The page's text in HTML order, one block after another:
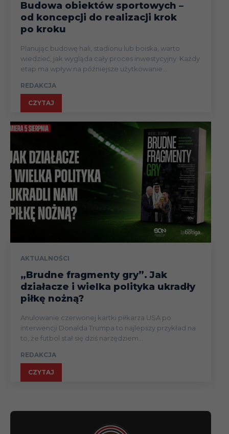
Budowa obiektów sportowych –
od koncepcji do realizacji krok
po kroku
Planując budowę hali, stadionu lub boiska, warto
wiedzieć, jak wygląda cały proces inwestycyjny. Każdy
etap ma wpływ na późniejsze użytkowanie...
REDAKCJA
CZYTAJ
AKTUALNOŚCI
„Brudne fragmenty gry”. Jak
działacze i wielka polityka ukradły
piłkę nożną?
Anulowanie czerwonej kartki piłkarza USA po
interwencji Donalda Trumpa to najlepszy przykład na
to, że futbol stał się dziś narzędziem...
REDAKCJA
CZYTAJ